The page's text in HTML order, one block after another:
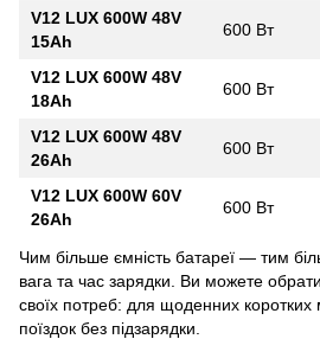
V12 LUX 600W 48V
15Ah
600 Вт
V12 LUX 600W 48V
18Ah
600 Вт
V12 LUX 600W 48V
26Ah
600 Вт
V12 LUX 600W 60V
26Ah
600 Вт
Чим більше ємність батареї — тим
вага та час зарядки. Ви можете
своїх потреб: для щоденних коротких
поїздок без підзарядки.